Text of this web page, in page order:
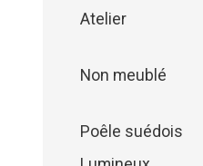
Atelier
Non meublé
Poêle suédois